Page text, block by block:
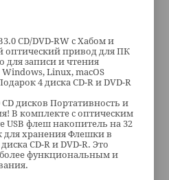
CD/DVD-RW c Хабом и
привод для ПК
для записи и чтения
Linux, macOS
4 диска CD-R и DVD-R
CD дисков Портативность и
В комплекте с оптическим
USB флеш накопитель на 32
для хранения Флешки в
CD-R и DVD-R. Это
более функциональным и